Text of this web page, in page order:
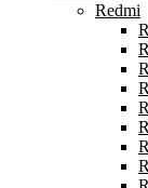
Redmi